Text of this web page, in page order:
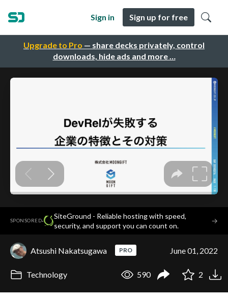
Upgrade to Pro — share decks privately, control
downloads, hide ads and more …
Sign in Sign up for free
SPONSORED·
SiteGround - Reliable hosting with speed,
security, and support you can count on.
→
Atsushi Nakatsugawa PRO June 01, 2022
Technology 590 2